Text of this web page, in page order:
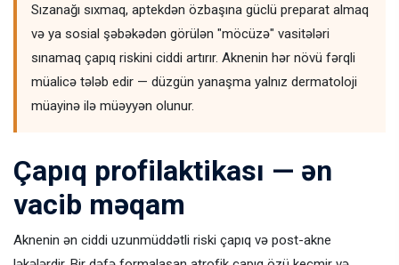
Sızanağı sıxmaq, aptekdən özbaşına güclü preparat almaq
və ya sosial şəbəkədən görülən "möcüzə" vasitələri
sınamaq çapıq riskini ciddi artırır. Aknenin hər növü fərqli
müalicə tələb edir — düzgün yanaşma yalnız dermatoloji
müayinə ilə müəyyən olunur.
Çapıq profilaktikası — ən
vacib məqam
Aknenin ən ciddi uzunmüddətli riski çapıq və post-akne